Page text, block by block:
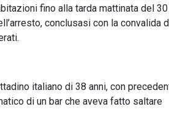
fino alla tarda mattinata del
conclusasi con la convalida
italiano di 38 anni, con
di un bar che aveva fatto saltare